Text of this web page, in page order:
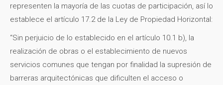
representen la mayoría de las cuotas de participación, así lo
establece el artículo 17.2 de la Ley de Propiedad Horizontal:
“Sin perjuicio de lo establecido en el artículo 10.1 b), la
realización de obras o el establecimiento de nuevos
servicios comunes que tengan por finalidad la supresión de
barreras arquitectónicas que dificulten el acceso o